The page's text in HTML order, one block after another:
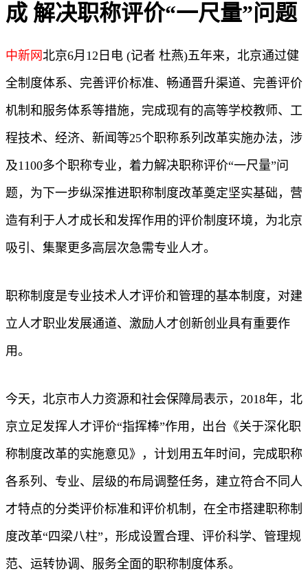
成 解决职称评价“一尺量”问题
中新网北京6月12日电 (记者 杜燕)五年来，北京通过健
全制度体系、完善评价标准、畅通晋升渠道、完善评价
机制和服务体系等措施，完成现有的高等学校教师、工
程技术、经济、新闻等25个职称系列改革实施办法，涉
及1100多个职称专业，着力解决职称评价“一尺量”问
题，为下一步纵深推进职称制度改革奠定坚实基础，营
造有利于人才成长和发挥作用的评价制度环境，为北京
吸引、集聚更多高层次急需专业人才。
职称制度是专业技术人才评价和管理的基本制度，对建
立人才职业发展通道、激励人才创新创业具有重要作
用。
今天，北京市人力资源和社会保障局表示，2018年，北
京立足发挥人才评价“指挥棒”作用，出台《关于深化职
称制度改革的实施意见》，计划用五年时间，完成职称
各系列、专业、层级的布局调整任务，建立符合不同人
才特点的分类评价标准和评价机制，在全市搭建职称制
度改革“四梁八柱”，形成设置合理、评价科学、管理规
范、运转协调、服务全面的职称制度体系。